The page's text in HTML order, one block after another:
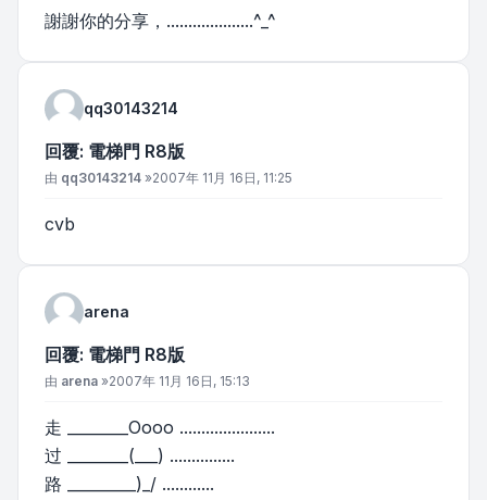
謝謝你的分享，....................^_^
qq30143214
回覆: 電梯門 R8版
文章
由 qq30143214 »2007年 11月 16日, 11:25
cvb
arena
回覆: 電梯門 R8版
文章
由 arena »2007年 11月 16日, 15:13
走 ________Oooo ......................
过 ________(___) ...............
路 _________)_/ ............